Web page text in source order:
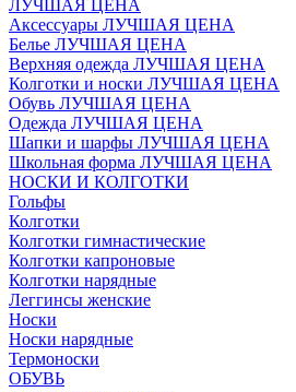
ЛУЧШАЯ ЦЕНА
Аксессуары ЛУЧШАЯ ЦЕНА
Белье ЛУЧШАЯ ЦЕНА
Верхняя одежда ЛУЧШАЯ ЦЕНА
Колготки и носки ЛУЧШАЯ ЦЕНА
Обувь ЛУЧШАЯ ЦЕНА
Одежда ЛУЧШАЯ ЦЕНА
Шапки и шарфы ЛУЧШАЯ ЦЕНА
Школьная форма ЛУЧШАЯ ЦЕНА
НОСКИ И КОЛГОТКИ
Гольфы
Колготки
Колготки гимнастические
Колготки капроновые
Колготки нарядные
Леггинсы женские
Носки
Носки нарядные
Термоноски
ОБУВЬ